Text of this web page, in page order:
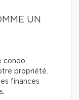
UN
condo
propriété.
finances